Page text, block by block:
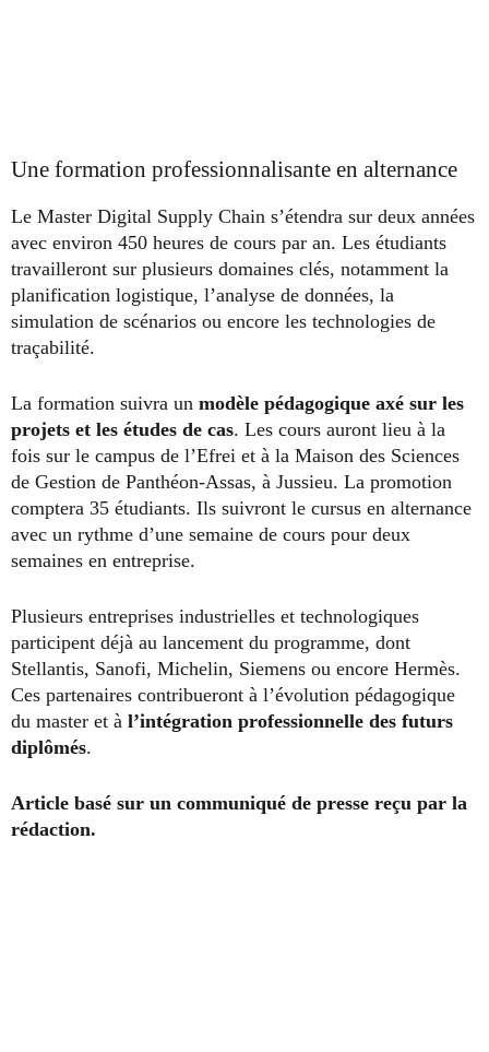
Une formation professionnalisante en alternance
Le Master Digital Supply Chain s’étendra sur deux années
avec environ 450 heures de cours par an. Les étudiants
travailleront sur plusieurs domaines clés, notamment la
planification logistique, l’analyse de données, la
simulation de scénarios ou encore les technologies de
traçabilité.
La formation suivra un modèle pédagogique axé sur les
projets et les études de cas. Les cours auront lieu à la
fois sur le campus de l’Efrei et à la Maison des Sciences
de Gestion de Panthéon-Assas, à Jussieu. La promotion
comptera 35 étudiants. Ils suivront le cursus en alternance
avec un rythme d’une semaine de cours pour deux
semaines en entreprise.
Plusieurs entreprises industrielles et technologiques
participent déjà au lancement du programme, dont
Stellantis, Sanofi, Michelin, Siemens ou encore Hermès.
Ces partenaires contribueront à l’évolution pédagogique
du master et à l’intégration professionnelle des futurs
diplômés.
Article basé sur un communiqué de presse reçu par la
rédaction.